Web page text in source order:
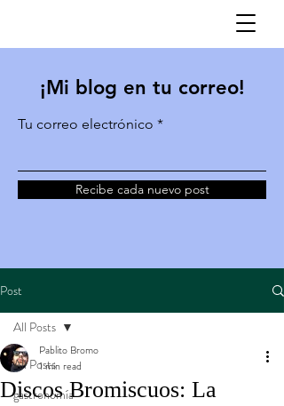
¡Mi blog en tu correo!
Tu correo electrónico
Recibe cada nuevo post
Post
All Posts
gastronomía
All Posts
Discos Bromiscuos: La
Pablito Bromo
1 min read